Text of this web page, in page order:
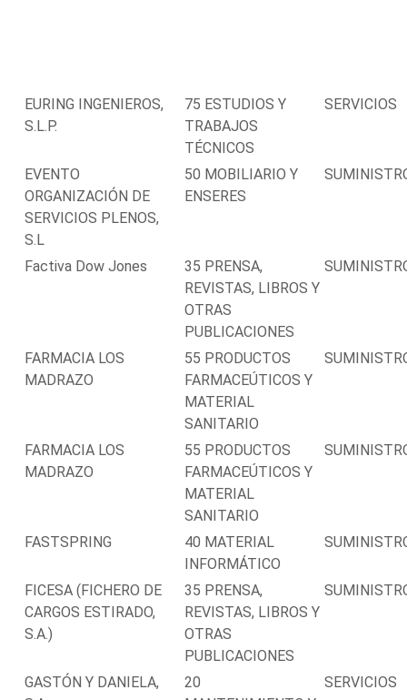
EURING INGENIEROS,
S.L.P.
75 ESTUDIOS Y
TRABAJOS
TÉCNICOS
SERVICIOS
EVENTO
ORGANIZACIÓN DE
SERVICIOS PLENOS,
S.L
50 MOBILIARIO Y
ENSERES
Factiva Dow Jones
35 PRENSA,
REVISTAS, LIBROS Y
OTRAS
PUBLICACIONES
FARMACIA LOS
MADRAZO
55 PRODUCTOS
FARMACEÚTICOS Y
MATERIAL
SANITARIO
FARMACIA LOS
MADRAZO
55 PRODUCTOS
FARMACEÚTICOS Y
MATERIAL
SANITARIO
FASTSPRING
40 MATERIAL
INFORMÁTICO
FICESA (FICHERO DE
CARGOS ESTIRADO,
S.A.)
35 PRENSA,
REVISTAS, LIBROS Y
OTRAS
PUBLICACIONES
GASTÓN Y DANIELA,
20
SERVICIOS